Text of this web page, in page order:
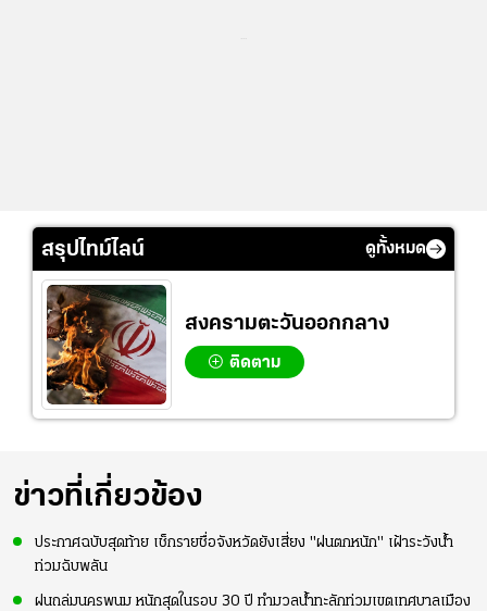
สรุปไทม์ไลน์ ดูทั้งหมด
สงครามตะวันออกกลาง
ติดตาม
ข่าวที่เกี่ยวข้อง
ประกาศฉบับสุดท้าย เช็กรายชื่อจังหวัดยังเสี่ยง "ฝนตกหนัก" เฝ้าระวังน้ำ
ท่วมฉับพลัน
ฝนถล่มนครพนม หนักสุดในรอบ 30 ปี ทำมวลน้ำทะลักท่วมเขตเทศบาลเมือง